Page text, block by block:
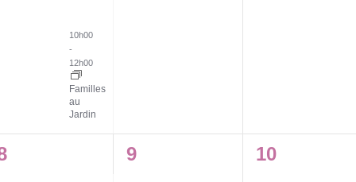
10h00
-
12h00
Familles
au
Jardin
0
9
0
10